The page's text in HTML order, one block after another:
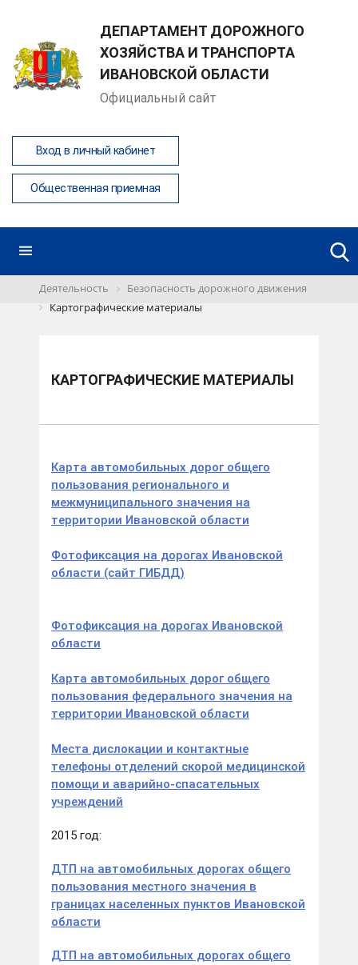
ДЕПАРТАМЕНТ ДОРОЖНОГО
ХОЗЯЙСТВА И ТРАНСПОРТА
ИВАНОВСКОЙ ОБЛАСТИ
Официальный сайт
Вход в личный кабинет
Общественная приемная
Деятельность
Безопасность дорожного движения
Картографические материалы
КАРТОГРАФИЧЕСКИЕ МАТЕРИАЛЫ
Карта автомобильных дорог общего
пользования регионального и
межмуниципального значения на
территории Ивановской области
Фотофиксация на дорогах Ивановской
области (сайт ГИБДД)
Фотофиксация на дорогах Ивановской
области
Карта автомобильных дорог общего
пользования федерального значения на
территории Ивановской области
Места дислокации и контактные
телефоны отделений скорой медицинской
помощи и аварийно-спасательных
учреждений
2015 год:
ДТП на автомобильных дорогах общего
пользования местного значения в
границах населенных пунктов Ивановской
области
ДТП на автомобильных дорогах общего